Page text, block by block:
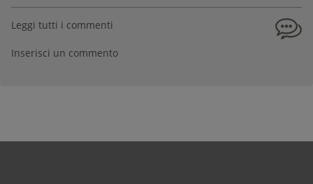
Leggi tutti i commenti
Inserisci un commento